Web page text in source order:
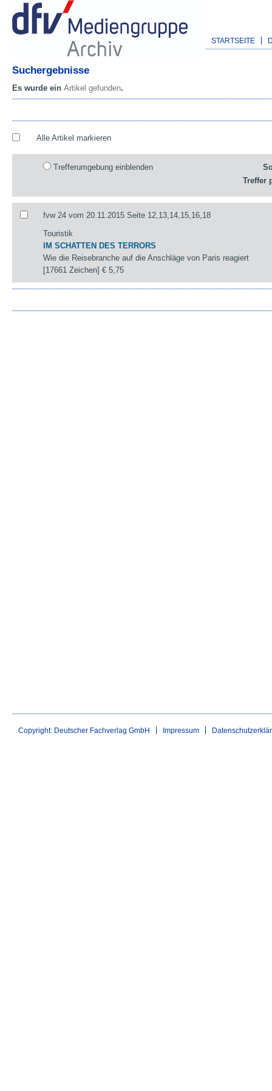
STARTSEITE
Suchergebnisse
Es wurde ein Artikel gefunden.
Alle Artikel markieren
Trefferumgebung einblenden
Treffer
fvw 24 vom 20.11.2015 Seite 12,13,14,15,16,18
Touristik
IM SCHATTEN DES TERRORS
Wie die Reisebranche auf die Anschläge von Paris reagiert
[17661 Zeichen]€ 5,75
Copyright: Deutscher Fachverlag GmbH Impressum